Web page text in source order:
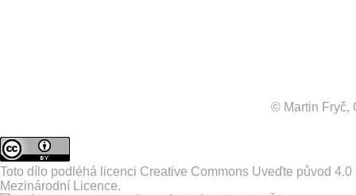
© Martin Fryč,
Toto dílo podléhá licenci Creative Commons Uveďte původ 4.0
Mezinárodní Licence.